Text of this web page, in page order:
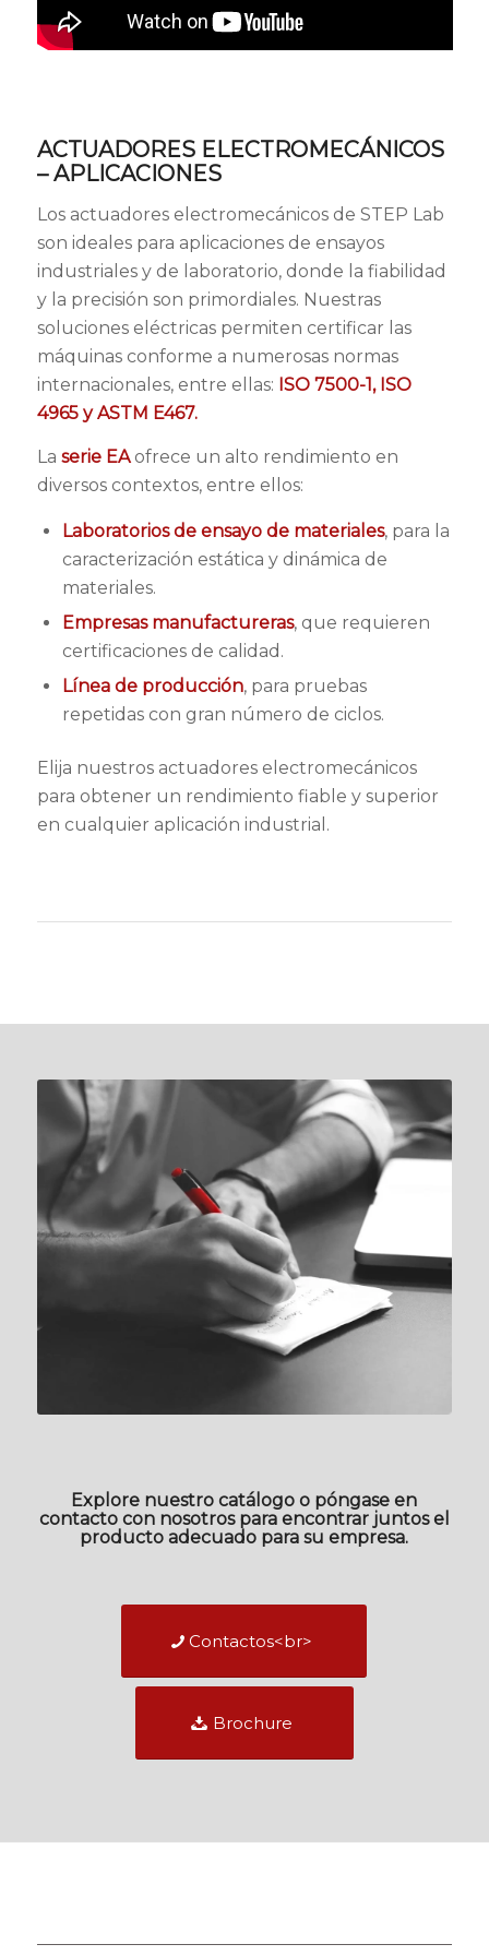
ACTUADORES ELECTROMECÁNICOS
– APLICACIONES
Los actuadores electromecánicos de STEP Lab
son ideales para aplicaciones de ensayos
industriales y de laboratorio, donde la fiabilidad
y la precisión son primordiales. Nuestras
soluciones eléctricas permiten certificar las
máquinas conforme a numerosas normas
internacionales, entre ellas: ISO 7500-1, ISO
4965 y ASTM E467.
La serie EAofrece un alto rendimiento en
diversos contextos, entre ellos:
Laboratorios de ensayo de materiales, para la
caracterización estática y dinámica de
materiales.
Empresas manufactureras, que requieren
certificaciones de calidad.
Línea de producción, para pruebas
repetidas con gran número de ciclos.
Elija nuestros actuadores electromecánicos
para obtener un rendimiento fiable y superior
en cualquier aplicación industrial.
Explore nuestro catálogo o póngase en
contacto con nosotros para encontrar juntos el
producto adecuado para su empresa.
Contactos<br>
Brochure